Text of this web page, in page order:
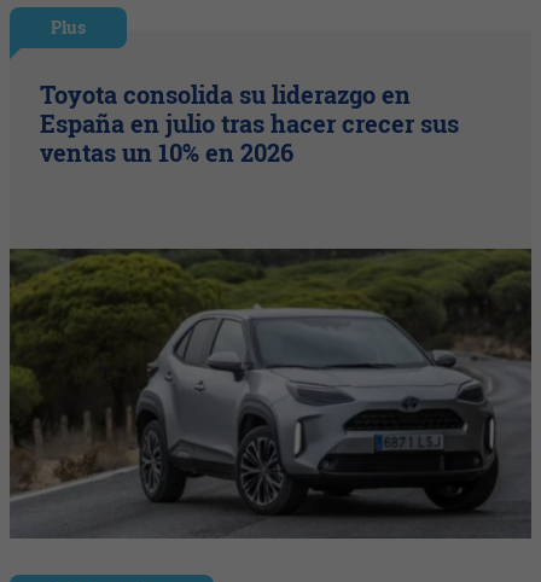
Plus
Toyota consolida su liderazgo en
España en julio tras hacer crecer sus
ventas un 10% en 2026